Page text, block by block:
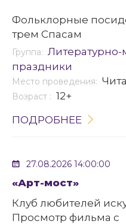
Фольклорные
трем Спасам
Группа:
праздники
Место проведения:
Возраст : 12+
ПОДРОБНЕЕ
27.08.2026 14:00:00
«Арт-мост»
Клуб любителей
Просмотр фильма с